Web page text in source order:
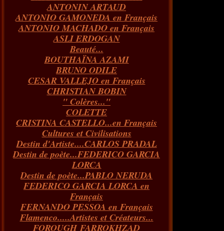
Janvier(73)
Février(55)
Janvier(43)
Mars(73)
Février(54)
Janvier(51)
Avril(73)
Mars(100)
Février(146)
Janvier(124)
ANTONIN ARTAUD
ANTONIO GAMONEDA en Français
ANTONIO MACHADO en Français
ASLI ERDOGAN
Beauté...
BOUTHAÏNA AZAMI
BRUNO ODILE
CESAR VALLEJO en Français
CHRISTIAN BOBIN
" Colères..."
COLETTE
CRISTINA CASTELLO...en Français
Cultures et Civilisations
Destin d'Artiste....CARLOS PRADAL
Destin de poète...FEDERICO GARCIA
LORCA
Destin de poète...PABLO NERUDA
FEDERICO GARCIA LORCA en
Français
FERNANDO PESSOA en Français
Flamenco.....Artistes et Créateurs...
FOROUGH FARROKHZAD